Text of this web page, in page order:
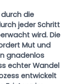
die
jeder Schritt
wird. Die
Mut und
gnadenlos
echter Wandel
entwickelt